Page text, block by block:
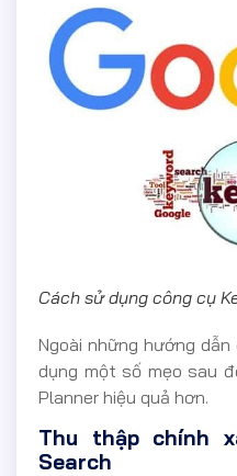
Cách sử dụng công cụ
Ngoài những hướng
dụng một số mẹo sau
Planner hiệu quả hơn.
Thu thập chính
Search